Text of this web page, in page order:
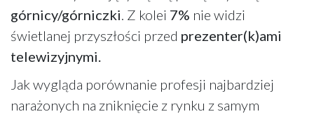
górnicy/górniczki . Z kolei 7% nie widzi
świetlanej przyszłości przed prezenter(k)ami
telewizyjnymi.
Jak wygląda porównanie profesji najbardziej
narażonych na zniknięcie z rynku z samym